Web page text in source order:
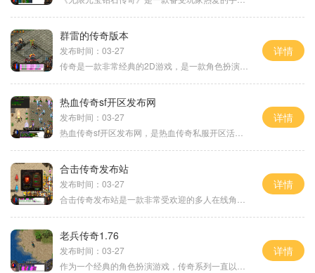
群雷的传奇版本
发布时间：03-27
详情
热血传奇sf开区发布网
发布时间：03-27
详情
合击传奇发布站
发布时间：03-27
详情
老兵传奇1.76
发布时间：03-27
详情